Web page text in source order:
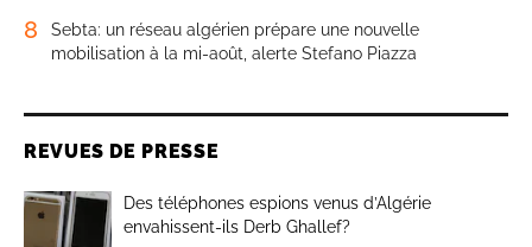
8
Sebta: un réseau algérien prépare une nouvelle
mobilisation à la mi-août, alerte Stefano Piazza
REVUES DE PRESSE
Des téléphones espions venus d’Algérie
envahissent-ils Derb Ghallef?